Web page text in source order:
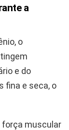
a
o
e do
fina e seca, o
força muscular